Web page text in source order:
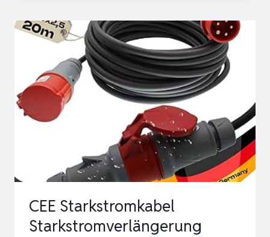
ZU
RJ45
KONSOLENKABEL
FÜR
CISCO
ROUTER/AP
ROUTER/SWITCH
WINDOWS,
MAC,
CEE Starkstromkabel
Starkstromverlängerung